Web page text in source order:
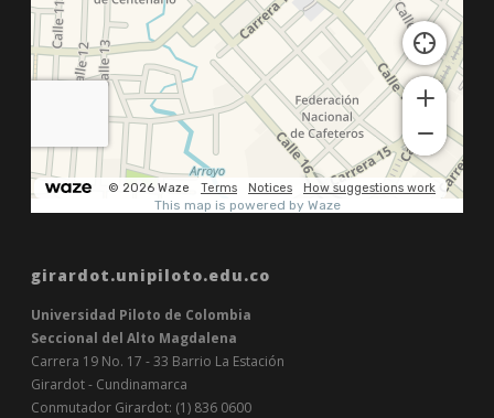
girardot.unipiloto.edu.co
Universidad Piloto de Colombia
Seccional del Alto Magdalena
Carrera 19 No. 17 - 33 Barrio La Estación
Girardot - Cundinamarca
Conmutador Girardot: (1) 836 0600